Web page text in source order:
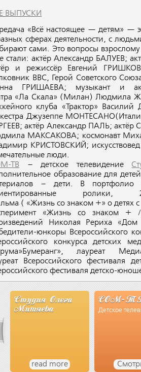
ВЫПУСКИ
«Всёнастоящее — детям» —
сферах деятельности, с
сами. Это вопросы
стали: актёр Александр БАЛУЕВ;
и режиссёр Евгений
ВВС, Герой Советского
ГРИШАЕВА; музыкант и
«Ла Скала» (Милан) Людмила
клуба
«Трактор» Василий
Джузеппе МОНТЕСАНО
актёр Александр ПАЛЬ; актёр
МАКСАКОВА; космонавт
КРИСТОВСКИЙ;
люди.
ТВ – детское телевидение
образование для
– дети. В портфолио
ролики, 2
( «Жизнь со знаком +» о детях
«Жизнь со знаком + /
Николая Рериха
«Дом
юнкоры Всероссийского
конкурса детских
лауреат
Всероссийского фестиваля
фестиваля детско-
Студия Олега
Митяева
read more
СОМ-
Детское